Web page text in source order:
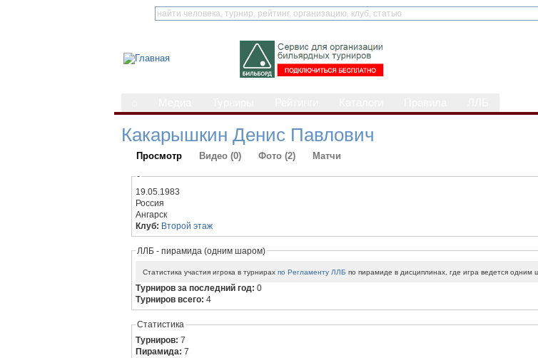
Какарышкин Денис Павлович
Просмотр Видео (0) Фото (2) Матчи
-
19.05.1983
Россия
Ангарск
Клуб: Второй этаж
ЛЛБ - пирамида (одним шаром)
Статистика участия игрока в турнирахпо Регламенту ЛЛБ по пирамиде в дисциплинах, где игра ведется одним
Турниров за последний год:0
Турниров всего:4
Статистика
Турниров:7
Пирамида:7